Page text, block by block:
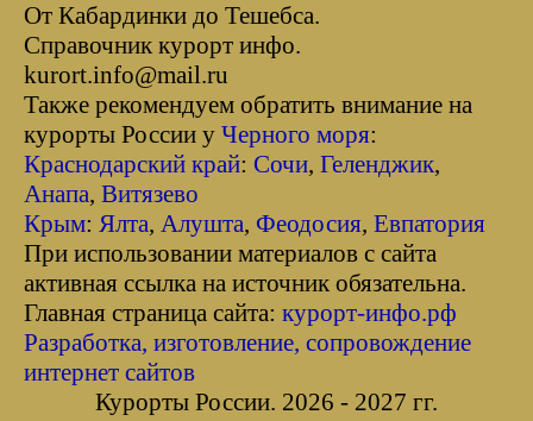
От Кабардинки до Тешебса.
Справочник курорт инфо.
kurort.info@mail.ru
Также рекомендуем обратить внимание на
курорты России у Черного моря:
Краснодарский край: Сочи, Геленджик,
Анапа, Витязево
Крым: Ялта, Алушта, Феодосия, Евпатория
При использовании материалов с сайта
активная ссылка на источник обязательна.
Главная страница сайта: курорт-инфо.рф
Разработка, изготовление, сопровождение
интернет сайтов
Курорты России. 2026 - 2027 гг.